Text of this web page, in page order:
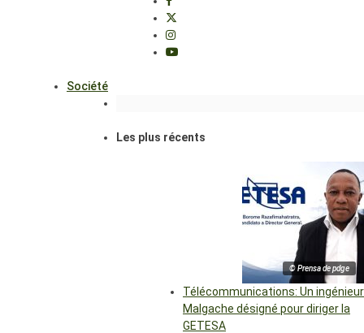
Société
Les plus récents
© Prensa de pdge
Télécommunications: Un ingénieur
Malgache désigné pour diriger la
GETESA